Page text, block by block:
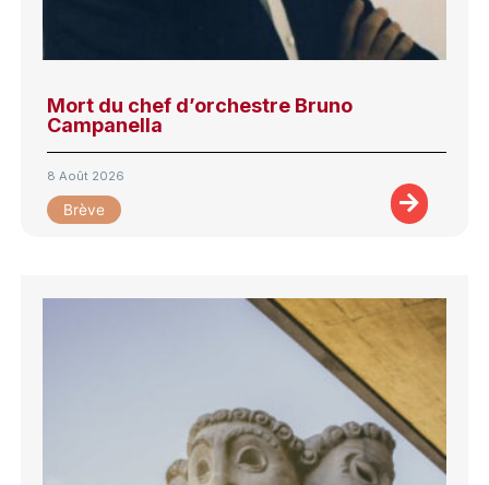
Mort du chef d’orchestre Bruno
Campanella
8 Août 2026
Brève